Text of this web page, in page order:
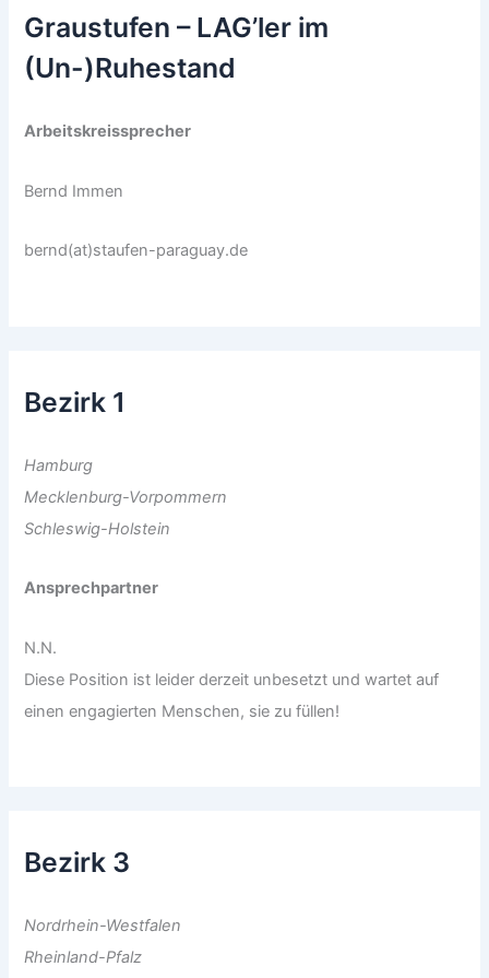
Graustufen – LAG’ler im
(Un-)Ruhestand
Arbeitskreissprecher
Bernd Immen
bernd(at)staufen-paraguay.de
Bezirk 1
Hamburg
Mecklenburg-Vorpommern
Schleswig-Holstein
Ansprechpartner
N.N.
Diese Position ist leider derzeit unbesetzt und wartet auf
einen engagierten Menschen, sie zu füllen!
Bezirk 3
Nordrhein-Westfalen
Rheinland-Pfalz